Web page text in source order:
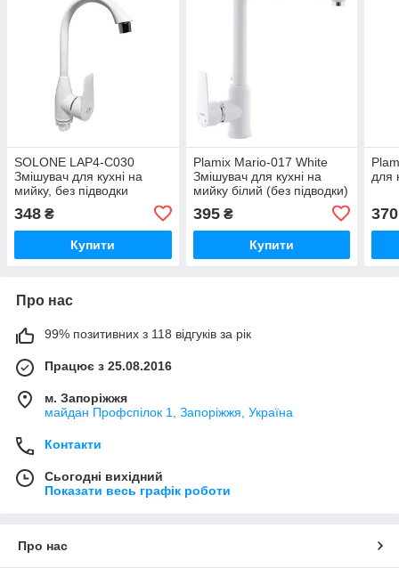
SOLONE LAP4-C030
Змішувач для кухні на
мийку, без підводки
348 ₴
Купити
Plamix Mario-017 White
Змішувач для кухні на
мийку білий (без підводки)
395₴
Купити
для
370
Про нас
99% позитивних з 118 відгуків за рік
Працює з 25.08.2016
м. Запоріжжя
майдан Профспілок 1, Запоріжжя, Україна
Контакти
Сьогодні вихідний
Показати весь графік роботи
Про нас